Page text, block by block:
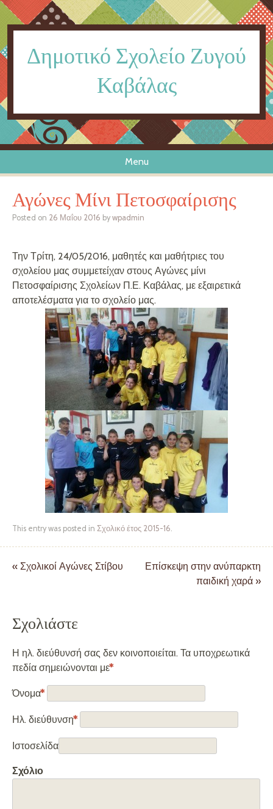
Δημοτικό Σχολείο Ζυγού
Καβάλας
Menu
Skip to content
Αγώνες Μίνι Πετοσφαίρισης
Posted on 26 Μαΐου 2016 by wpadmin
Την Τρίτη, 24/05/2016, μαθητές και μαθήτριες του
σχολείου μας συμμετείχαν στους Αγώνες μίνι
Πετοσφαίρισης Σχολείων Π.Ε. Καβάλας, με εξαιρετικά
αποτελέσματα για το σχολείο μας.
This entry was posted in Σχολικό έτος 2015-16.
Post navigation
« Σχολικοί Αγώνες Στίβου
Επίσκεψη στην ανύπαρκτη
παιδική χαρά »
Σχολιάστε
Η ηλ. διεύθυνσή σας δεν κοινοποιείται. Τα υποχρεωτικά
πεδία σημειώνονται με*
Όνομα*
Ηλ. διεύθυνση*
Ιστοσελίδα
Σχόλιο